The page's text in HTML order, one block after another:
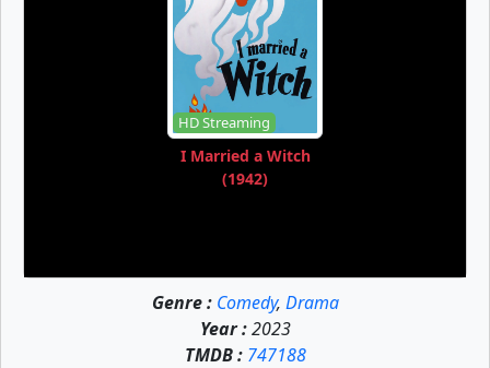
HD Streaming
I Married a Witch
(1942)
Genre : Comedy, Drama
Year :2023
TMDB : 747188